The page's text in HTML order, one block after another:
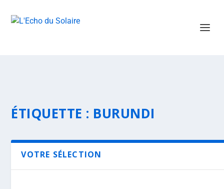
ÉTIQUETTE : BURUNDI
VOTRE SÉLECTION